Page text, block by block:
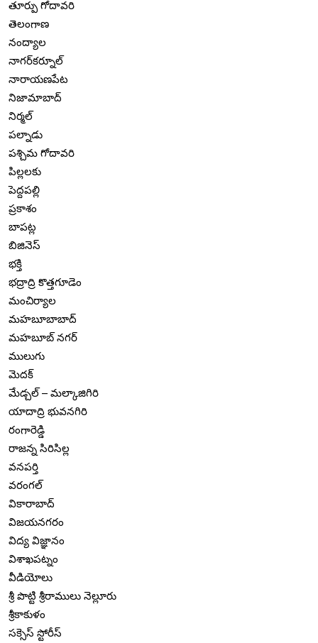
తూర్పు గోదావరి
తెలంగాణ
నంద్యాల
నాగర్‌కర్నూల్
నారాయణపేట
నిజామాబాద్
నిర్మల్
పల్నాడు
పశ్చిమ గోదావరి
పిల్లలకు
పెద్దపల్లి
ప్రకాశం
బాపట్ల
బిజినెస్
భక్తి
భద్రాద్రి కొత్తగూడెం
మంచిర్యాల
మహబూబాబాద్
మహబూబ్ నగర్
ములుగు
మెదక్
మేడ్చల్ – మల్కాజిగిరి
యాదాద్రి భువనగిరి
రంగారెడ్డి
రాజన్న సిరిసిల్ల
వనపర్తి
వరంగల్
వికారాబాద్
విజయనగరం
విద్య విజ్ఞానం
విశాఖపట్నం
వీడియోలు
శ్రీ పొట్టి శ్రీరాములు నెల్లూరు
శ్రీకాకుళం
సక్సెస్ స్టోరీస్